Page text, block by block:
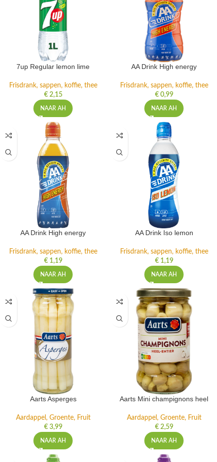
7up Regular lemon lime
Frisdrank, sappen, koffie, thee
€2,15
NAAR AH
AA Drink High energy
Frisdrank, sappen, koffie, thee
€0,99
NAAR AH
AA Drink High energy
Frisdrank, sappen, koffie, thee
€1,19
NAAR AH
AA Drink Iso lemon
Frisdrank, sappen, koffie, thee
€1,19
NAAR AH
Aarts Asperges
Aardappel, Groente, Fruit
€3,99
NAAR AH
Aarts Mini champignons heel
Aardappel, Groente, Fruit
€2,59
NAAR AH